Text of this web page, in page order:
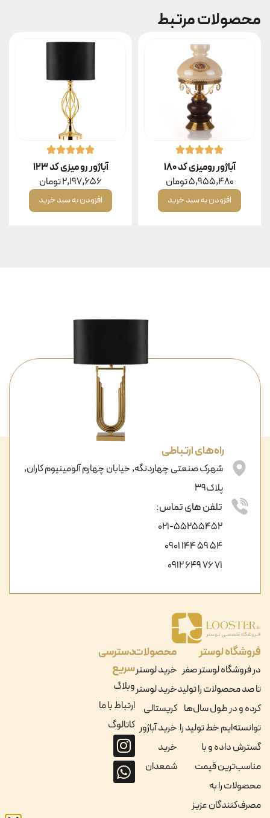
محصولات مرتبط
آباژور رومیزی کد ۱۸۰
5,955,480تومان
افزودن به سبد خرید
آباژور رو میزی کد ۱۲۳
2,197,656تومان
افزودن به سبد خرید
فروشگاه لوستر
در فروشگاه لوستر صفر
تا صد محصولات را تولید
کرده و در طول سال‌ها
توانسته‌ایم خط تولید را
گسترش داده و با
مناسب‌ترین قیمت
محصولات را به
مصرف‌کنندگان عزیز
محصولات
خرید لوستر
خرید لوستر
کریستالی
خرید آباژور
خرید
شمعدان
دسترسی
سریع
وبلاگ
ارتباط با ما
کاتالوگ
راه‌های ارتباطی
شهرک صنعتی چهاردنگه, خیابان چهارم آلومینیوم کاران,
پلاک39
تلفن های تماس:
021-55255452
54 59 144 0901
71 76 649 0912